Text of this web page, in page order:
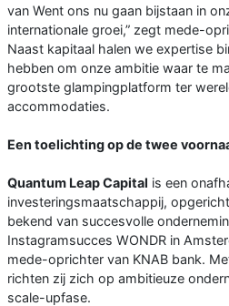
van Went ons nu gaan bijstaan in
internationale groei,” zegt mede-
Naast kapitaal halen we expertise
hebben om onze ambitie waar te
grootste glampingplatform ter
accommodaties.
Een toelichting op de twee
Quantum Leap Capital is een
investeringsmaatschappij,
bekend van succesvolle
Instagramsucces WONDR in
mede-oprichter van KNAB bank.
richten zij zich op ambitieuze
scale-upfase.